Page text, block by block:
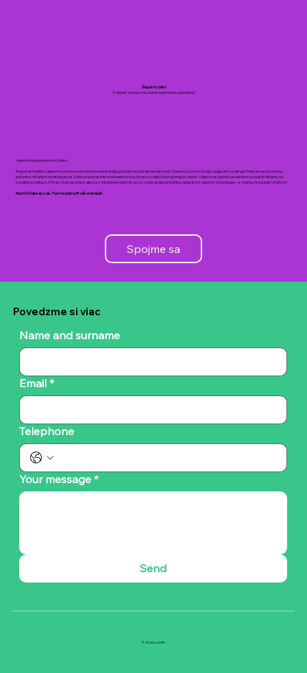
Šlapalo to, lebo:
V období zhonu sme stavili na jemnosť a pomalosť
Vianočné pečenie pre každého.
Hrejivá atmosféra zábermi a voiceoverom prirodzene prenáša produkt do každej domácnosti. Vianoce sú o tom čo nás spája, nie rozdeľuje. Preto je nosnou témou
pečenie s ohľadom na intolerancie. Video stavia na mikromomentoch kuchyne so sviatočným pomalým vibom. Video sme doplnili carouselom a spustili reklamy na
sociálnych sieťach. CTA je vždy na očiach, aby sa z inšpirácie stal krok: pozri, vyber, pridaj do košíka. Liana drží sviatočný stôl pokope – s chuťou, ktorá patrí všetkým.
Nech to šlape aj u vás. Poďme pripraviť vašu kampaň.
Spojme sa
Povedzme si viac
Name and surname
Email *
Telephone
Your message *
Send
© 2024 by SUBE.